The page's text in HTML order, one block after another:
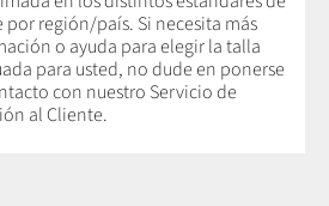
por región/país. Si necesita más
o ayuda para elegir la talla
para usted, no dude en ponerse
con nuestro Servicio de
al Cliente.